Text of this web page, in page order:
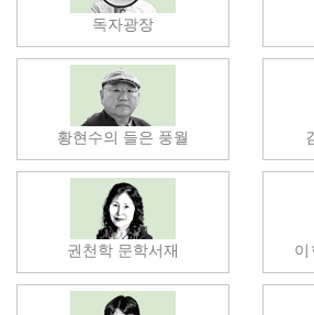
독자광장
황현수의 들은 풍월
권천학 문학서재 이